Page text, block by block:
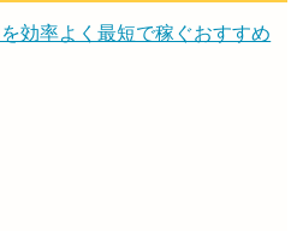
効率よく最短で稼ぐおすすめ